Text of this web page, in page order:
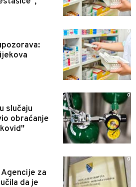
0
slučaju
obraćanje
0
za
da je
0